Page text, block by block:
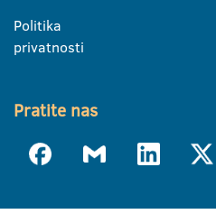
Politika
privatnosti
Pratite nas